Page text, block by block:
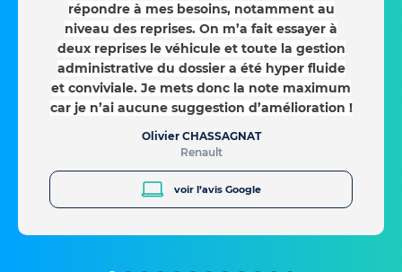
répondre à mes besoins, notamment au
niveau des reprises. On m’a fait essayer à
deux reprises le véhicule et toute la gestion
administrative du dossier a été hyper fluide
et conviviale. Je mets donc la note maximum
car je n’ai aucune suggestion d’amélioration !
Olivier CHASSAGNAT
Renault
voir l’avis Google